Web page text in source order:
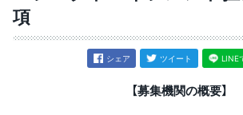
項
シェア ツイート LINE
【募集機関の概要】